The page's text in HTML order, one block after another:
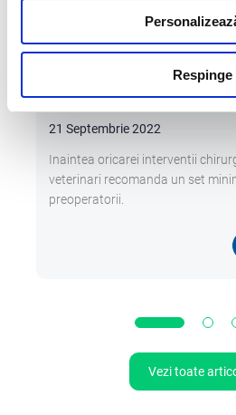
Respinge
Importanta analizelor
21 Septembrie 2022
Inaintea oricarei interventii
veterinari recomanda un set
preoperatorii.
Vezi toate